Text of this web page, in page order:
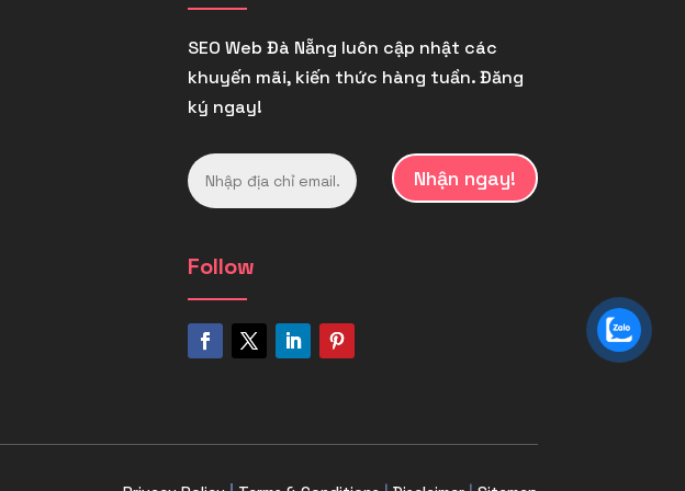
SEO Web Đà Nẵng luôn cập nhật các
khuyến mãi, kiến thức hàng tuần. Đăng
ký ngay!
Nhận ngay!
Follow